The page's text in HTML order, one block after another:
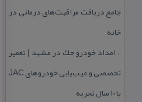
جامع دریافت مراقبت‌های درمانی در
خانه
:: امداد خودرو جك در مشهد | تعمیر
تخصصی و عیب‌یابی خودروهای JAC
با ۱۰ سال تجربه